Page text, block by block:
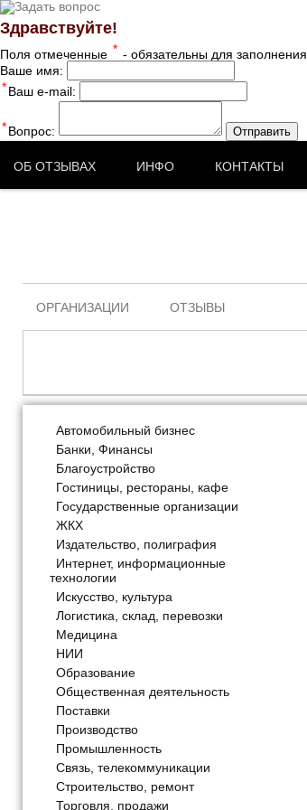
Здравствуйте!
Поля отмеченные * - обязательны для заполнения.
Ваше имя:
*Ваш e-mail:
*Вопрос: Отправить
ОБ ОТЗЫВАХ ИНФО КОНТАКТЫ
ОРГАНИЗАЦИИ ОТЗЫВЫ
Автомобильный бизнес
Банки, Финансы
Благоустройство
Гостиницы, рестораны, кафе
Государственные организации
ЖКХ
Издательство, полиграфия
Интернет, информационные
технологии
Искусство, культура
Логистика, склад, перевозки
Медицина
НИИ
Образование
Общественная деятельность
Поставки
Производство
Промышленность
Связь, телекоммуникации
Строительство, ремонт
Торговля, продажи